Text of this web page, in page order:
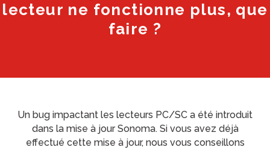
lecteur ne fonctionne plus, que
faire ?
Un bug impactant les lecteurs PC/SC a été introduit
dans la mise à jour Sonoma. Si vous avez déjà
effectué cette mise à jour, nous vous conseillons